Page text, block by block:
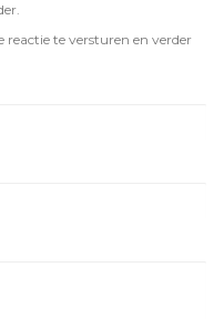
te versturen en verder